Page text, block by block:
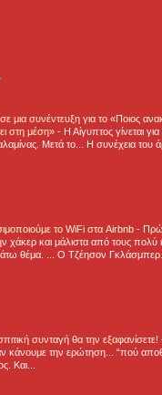
μια συνέντευξη για το «Ποιος
στη μέση» - Η Αίγυπτος γίνεται
Μετά το... Η συνέχεια του
το WiFi στα Airbnb -
χάκερ και μάλιστα από τους πολύ
θέμα. ... Ο Τζέησον Γκλάσμπερ...
συνταγή θα την εξαφανίσετε!
κάνουμε την ερώτηση... “πού
Και...